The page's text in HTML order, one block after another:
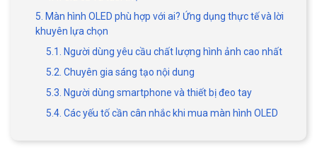
5. Màn hình OLED phù hợp với ai? Ứng dụng thực tế và lời
khuyên lựa chọn
5.1. Người dùng yêu cầu chất lượng hình ảnh cao nhất
5.2. Chuyên gia sáng tạo nội dung
5.3. Người dùng smartphone và thiết bị đeo tay
5.4. Các yếu tố cần cân nhắc khi mua màn hình OLED